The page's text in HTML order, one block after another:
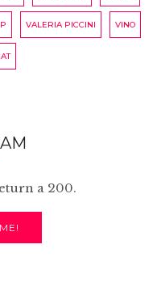
VALERIA PICCINI VINO
a 200.